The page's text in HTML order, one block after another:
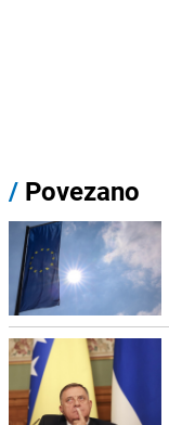
/ Povezano